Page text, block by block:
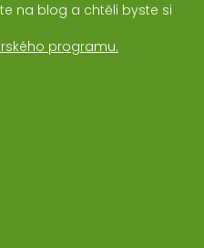
na blog a chtěli byste si
programu.